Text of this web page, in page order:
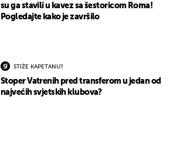
su ga stavili u kavez sa šestoricom Roma!
Pogledajte kako je završilo
STIŽE KAPETANU?
Stoper Vatrenih pred transferom u jedan od
najvećih svjetskih klubova?